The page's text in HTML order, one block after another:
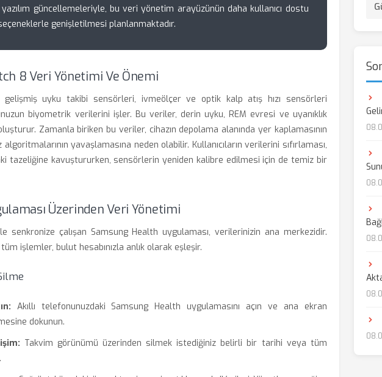
yazılım güncellemeleriyle, bu veri yönetim arayüzünün daha kullanıcı dostu
genişletilmesi planlanmaktadır.
8 Veri Yönetimi Ve Önemi
uyku takibi sensörleri, ivmeölçer ve optik kalp atış hızı sensörleri
biyometrik verilerini işler. Bu veriler, derin uyku, REM evresi ve uyanıklık
Zamanla biriken bu veriler, cihazın depolama alanında yer kaplamasının
yavaşlamasına neden olabilir. Kullanıcıların verilerini sıfırlaması,
tazeliğine kavuştururken, sensörlerin yeniden kalibre edilmesi için de temiz bir
Üzerinden Veri Yönetimi
senkronize çalışan Samsung Health uygulaması, verilerinizin ana merkezidir.
işlemler, bulut hesabınızla anlık olarak eşleşir.
Akıllı telefonunuzdaki Samsung Health uygulamasını açın ve ana ekran
dokunun.
Takvim görünümü üzerinden silmek istediğiniz belirli bir tarihi veya tüm